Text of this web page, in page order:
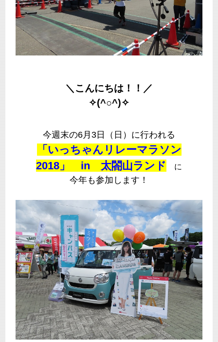
＼こんにちは！！／
✧(^○^)✧
今週末の6月3日（日）に行われる
「いっちゃんリレーマラソン
2018」 in 太閤山ランド
に
今年も参加します！